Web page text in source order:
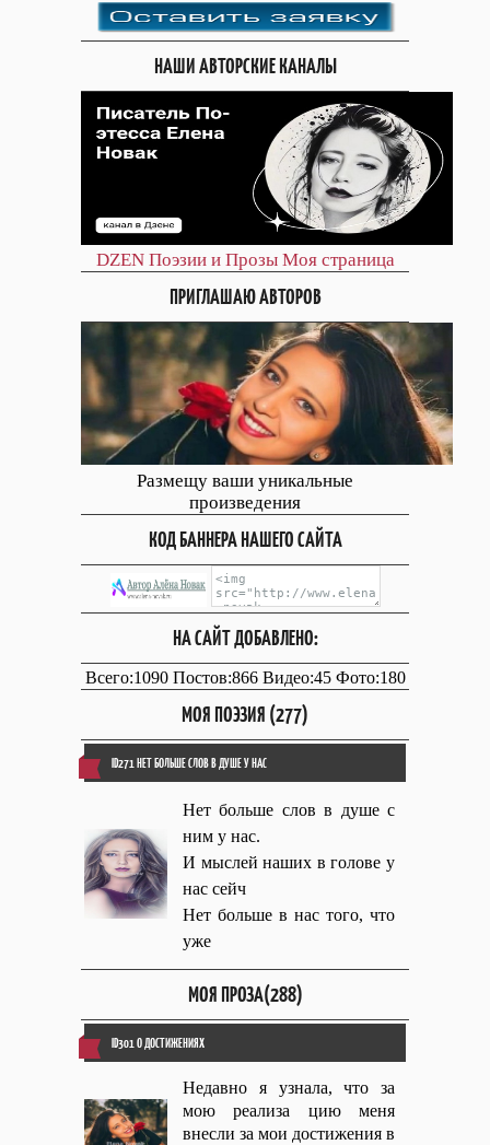
НАШИ АВТОРСКИЕ КАНАЛЫ
DZEN Поэзии и Прозы Моя страница
ПРИГЛАШАЮ АВТОРОВ
Размещу ваши уникальные
произведения
КОД БАННЕРА НАШЕГО САЙТА
НА САЙТ ДОБАВЛЕНО:
Всего:1090 Постов:866 Видео:45 Фото:180
МОЯ ПОЭЗИЯ (277)
ID271 НЕТ БОЛЬШЕ СЛОВ В ДУШЕ У НАС
Нет больше слов в душе с
ним у нас.
И мыслей наших в голове у
нас сейч
Нет больше в нас того, что
уже
МОЯ ПРОЗА(288)
ID301 О ДОСТИЖЕНИЯХ
Недавно я узнала, что за
мою реализа цию меня
внесли за мои достижения в